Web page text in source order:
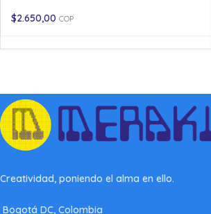
$2.650,00 COP
Creatividad, poniendo el alma en ello.
Bogotá DC, Colombia